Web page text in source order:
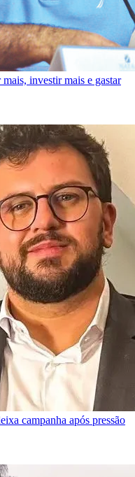
investir mais e gastar
campanha após pressão